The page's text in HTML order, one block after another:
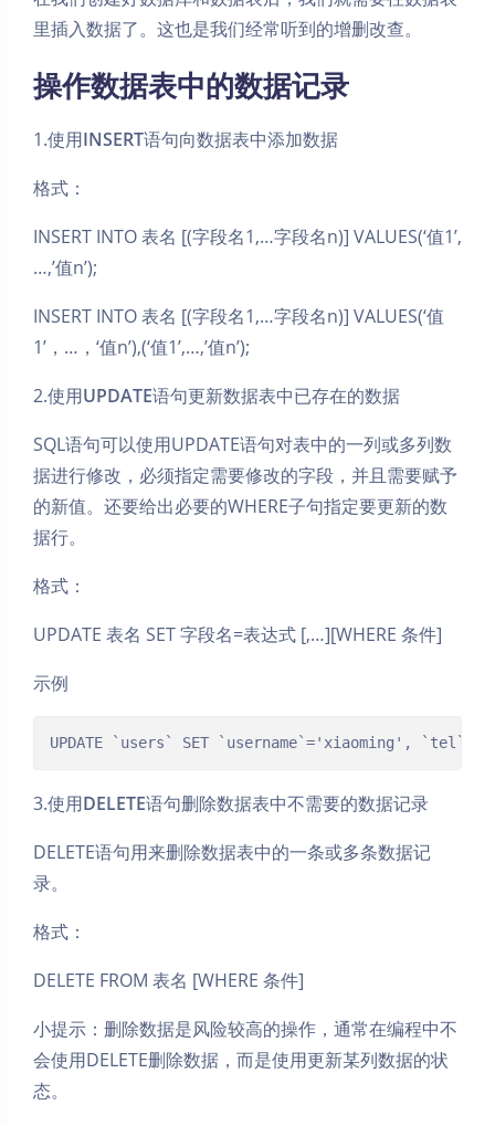
里插入数据了。这也是我们经常听到的增删改查。
操作数据表中的数据记录
1.使用INSERT语句向数据表中添加数据
格式：
INSERT INTO 表名 [(字段名1,…字段名n)] VALUES(‘值1’,
…,’值n’);
INSERT INTO 表名 [(字段名1,…字段名n)] VALUES(‘值
1’，…，‘值n’),(‘值1’,…,’值n’);
2.使用UPDATE语句更新数据表中已存在的数据
SQL语句可以使用UPDATE语句对表中的一列或多列数
据进行修改，必须指定需要修改的字段，并且需要赋予
的新值。还要给出必要的WHERE子句指定要更新的数
据行。
格式：
UPDATE 表名 SET 字段名=表达式 [,…][WHERE 条件]
示例
UPDATE `users` SET `username`='xiaoming',
3.使用DELETE语句删除数据表中不需要的数据记录
DELETE语句用来删除数据表中的一条或多条数据记
录。
格式：
DELETE FROM 表名 [WHERE 条件]
小提示：删除数据是风险较高的操作，通常在编程中不
会使用DELETE删除数据，而是使用更新某列数据的状
态。